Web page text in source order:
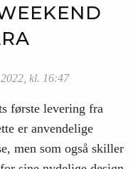
kl. 16:47
første levering fra
er anvendelige
men som også skiller